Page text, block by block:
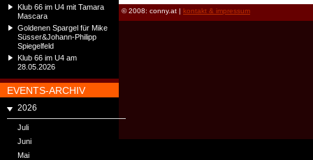
Klub 66 im U4 mit Tamara
Mascara
Goldenen Spargel für Mike
Süsser&Johann-Philipp
Spiegelfeld
Klub 66 im U4 am
28.05.2026
EVENTS-ARCHIV
2026
Juli
Juni
Mai
© 2008: conny.at | kontakt & impressum